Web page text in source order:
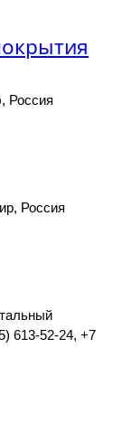
Россия
Россия
613-52-24, +7